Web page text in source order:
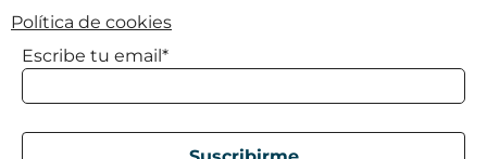
Política de cookies
Escribe tu email*